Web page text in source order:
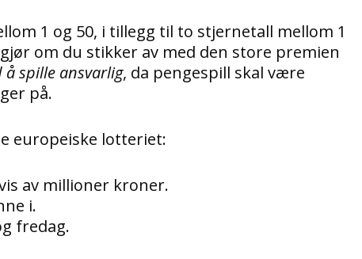
1 og 50, i tillegg til to stjernetall mellom 1
om du stikker av med den store premien
å spille ansvarlig, da pengespill skal være
på.
europeiske lotteriet:
av millioner kroner.
i.
fredag.